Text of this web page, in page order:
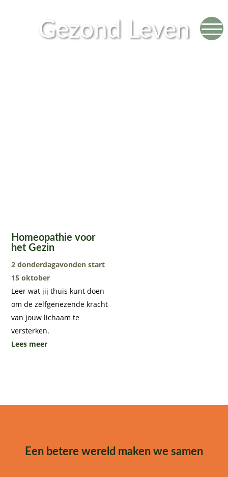
Gezond Leven
Homeopathie voor
het Gezin
2 donderdagavonden start
15 oktober
Leer wat jij thuis kunt doen
om de zelfgenezende kracht
van jouw lichaam te
versterken.
Lees meer
Een betere wereld maken we samen